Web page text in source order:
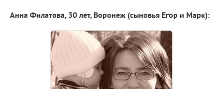
Анна Филатова, 30 лет, Воронеж (сыновья Егор и Марк):